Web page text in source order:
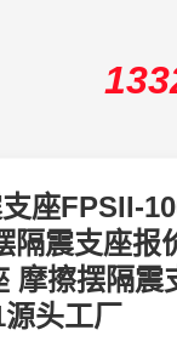
座FPSII-
隔震支座报
摩擦摆隔震
源头工厂